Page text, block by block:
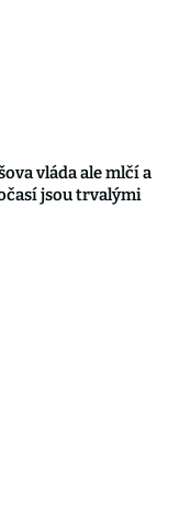
vláda ale mlčí a
jsou trvalými